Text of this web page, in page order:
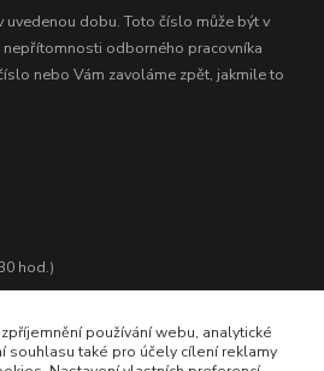
uvedenou dobu. Toto číslo může být v
odborného pracovníka
nebo Vám zavoláme zpět, jakmile to
hod.)
používání webu, analytické
souhlasu také pro účely cílení reklamy